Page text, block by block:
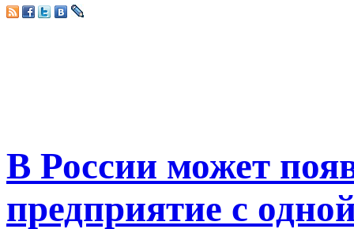
В России может
предприятие с